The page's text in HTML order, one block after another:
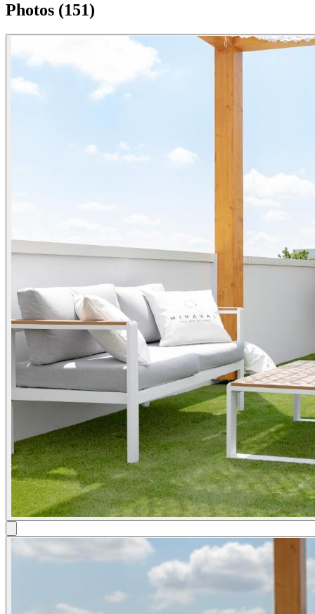
Photos (151)